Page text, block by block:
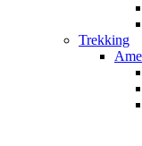
Trekking